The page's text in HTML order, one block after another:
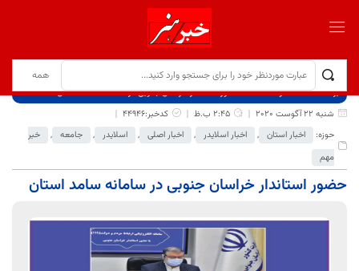
برگ نخست نوشته‌ها
حضور استاندار خراسان جنوبی در سامانه سامد استان
شنبه 22 آگوست 2020
2:45 ب.ظ
کدخبر:44946
حوزه:
اخبار استان , اخبار اسلایدر , اخبار اصلی , اسلایدر , جامعه ,
خبر
مهم
حضور استاندار خراسان جنوبی در سامانه سامد استان